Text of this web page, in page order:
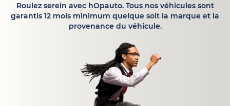
Roulez serein avec hOpauto. Tous nos véhicules sont
garantis 12 mois minimum quelque soit la marque et la
provenance du véhicule.